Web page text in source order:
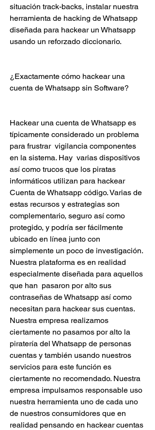
situación track-backs, instalar nuestra
herramienta de hacking de Whatsapp
diseñada para hackear un Whatsapp
usando un reforzado diccionario.
¿Exactamente cómo hackear una
cuenta de Whatsapp sin Software?
Hackear una cuenta de Whatsapp es
típicamente considerado un problema
para frustrar  vigilancia componentes
en la sistema. Hay  varias dispositivos
así como trucos que los piratas
informáticos utilizan para hackear
Cuenta de Whatsapp código. Varias de
estas recursos y estrategias son
complementario, seguro así como
protegido, y podría ser fácilmente
ubicado en línea junto con
simplemente un poco de investigación.
Nuestra plataforma es en realidad
especialmente diseñada para aquellos
que han  pasaron por alto sus
contraseñas de Whatsapp así como
necesitan para hackear sus cuentas.
Nuestra empresa realizamos
ciertamente no pasamos por alto la
piratería del Whatsapp de personas
cuentas y también usando nuestros
servicios para este función es
ciertamente no recomendado. Nuestra
empresa impulsamos responsable uso
nuestra herramienta uno de cada uno
de nuestros consumidores que en
realidad pensando en hackear cuentas